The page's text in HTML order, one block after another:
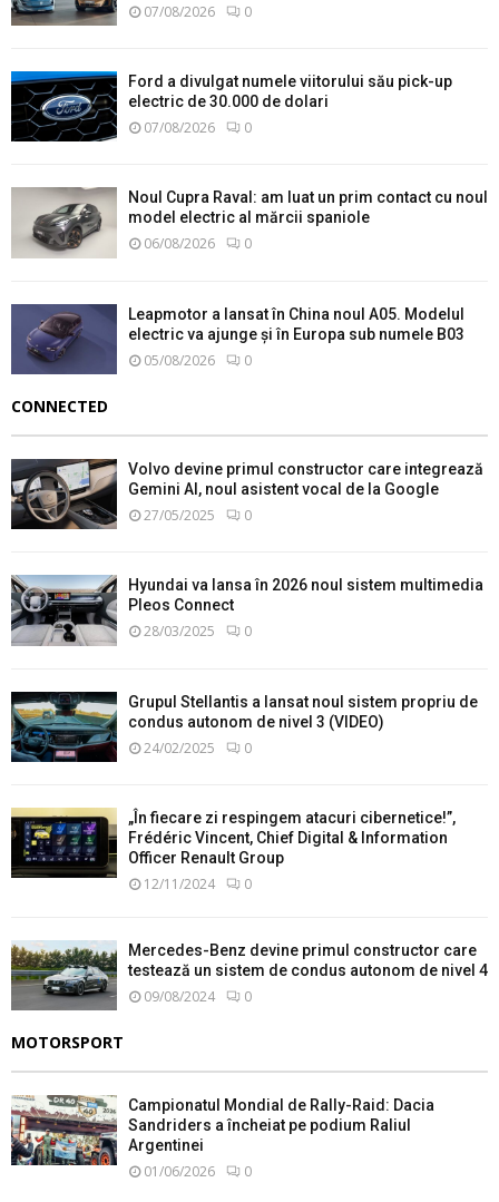
07/08/2026 0
Ford a divulgat numele viitorului său pick-up
electric de 30.000 de dolari
07/08/2026 0
Noul Cupra Raval: am luat un prim contact cu noul
model electric al mărcii spaniole
06/08/2026 0
Leapmotor a lansat în China noul A05. Modelul
electric va ajunge și în Europa sub numele B03
05/08/2026 0
CONNECTED
Volvo devine primul constructor care integrează
Gemini AI, noul asistent vocal de la Google
27/05/2025 0
Hyundai va lansa în 2026 noul sistem multimedia
Pleos Connect
28/03/2025 0
Grupul Stellantis a lansat noul sistem propriu de
condus autonom de nivel 3 (VIDEO)
24/02/2025 0
„În fiecare zi respingem atacuri cibernetice!”,
Frédéric Vincent, Chief Digital & Information
Officer Renault Group
12/11/2024 0
Mercedes-Benz devine primul constructor care
testează un sistem de condus autonom de nivel 4
09/08/2024 0
MOTORSPORT
Campionatul Mondial de Rally-Raid: Dacia
Sandriders a încheiat pe podium Raliul
Argentinei
01/06/2026 0